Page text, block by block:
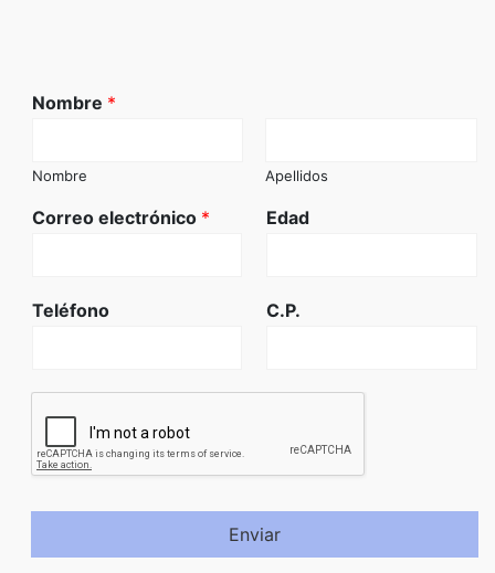
Nombre *
Nombre Apellidos
Correo electrónico * Edad
Teléfono C.P.
Enviar